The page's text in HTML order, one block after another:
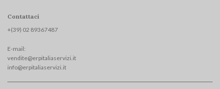
Contattaci
+(39) 02 89367487
E-mail:
vendite@erpitaliaservizi.it
info@erpitaliaservizi.it